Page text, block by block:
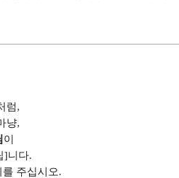
럼,
냥,
이
]니다.
주십시오.